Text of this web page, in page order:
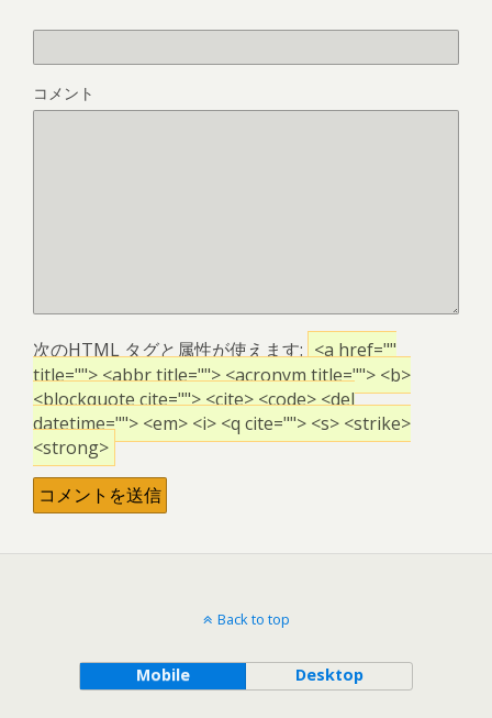
コメント
次のHTML タグと属性が使えます: <a href=""
title=""> <abbr title=""> <acronym title=""> <b>
<blockquote cite=""> <cite> <code> <del
datetime=""> <em> <i> <q cite=""> <s> <strike>
<strong>
Back to top
Mobile Desktop